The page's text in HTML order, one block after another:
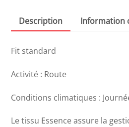
Description Information
Fit standard
Activité : Route
Conditions climatiques :
Le tissu Essence assure la